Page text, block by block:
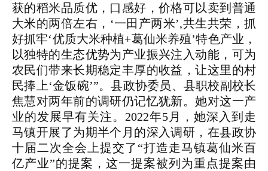
获的稻米品质优，口感好，价格可以卖到普通
大米的两倍左右，‘一田产两米’,共生共荣，抓
好抓牢‘优质大米种植+葛仙米养殖’特色产业，
以独特的生态优势为产业振兴注入动能，可为
农民们带来长期稳定丰厚的收益，让这里的村
民捧上‘金饭碗’”。县政协委员、县职校副校长
焦慧对两年前的调研仍记忆犹新。她对这一产
业的发展早有关注。2022年5月，她深入到走
马镇开展了为期半个月的深入调研，在县政协
十届二次全会上提交了“打造走马镇葛仙米百
亿产业”的提案，这一提案被列为重点提案由